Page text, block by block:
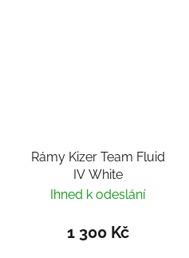
Rámy Kizer Team Fluid
IV White
Ihned k odeslání
1 300 Kč